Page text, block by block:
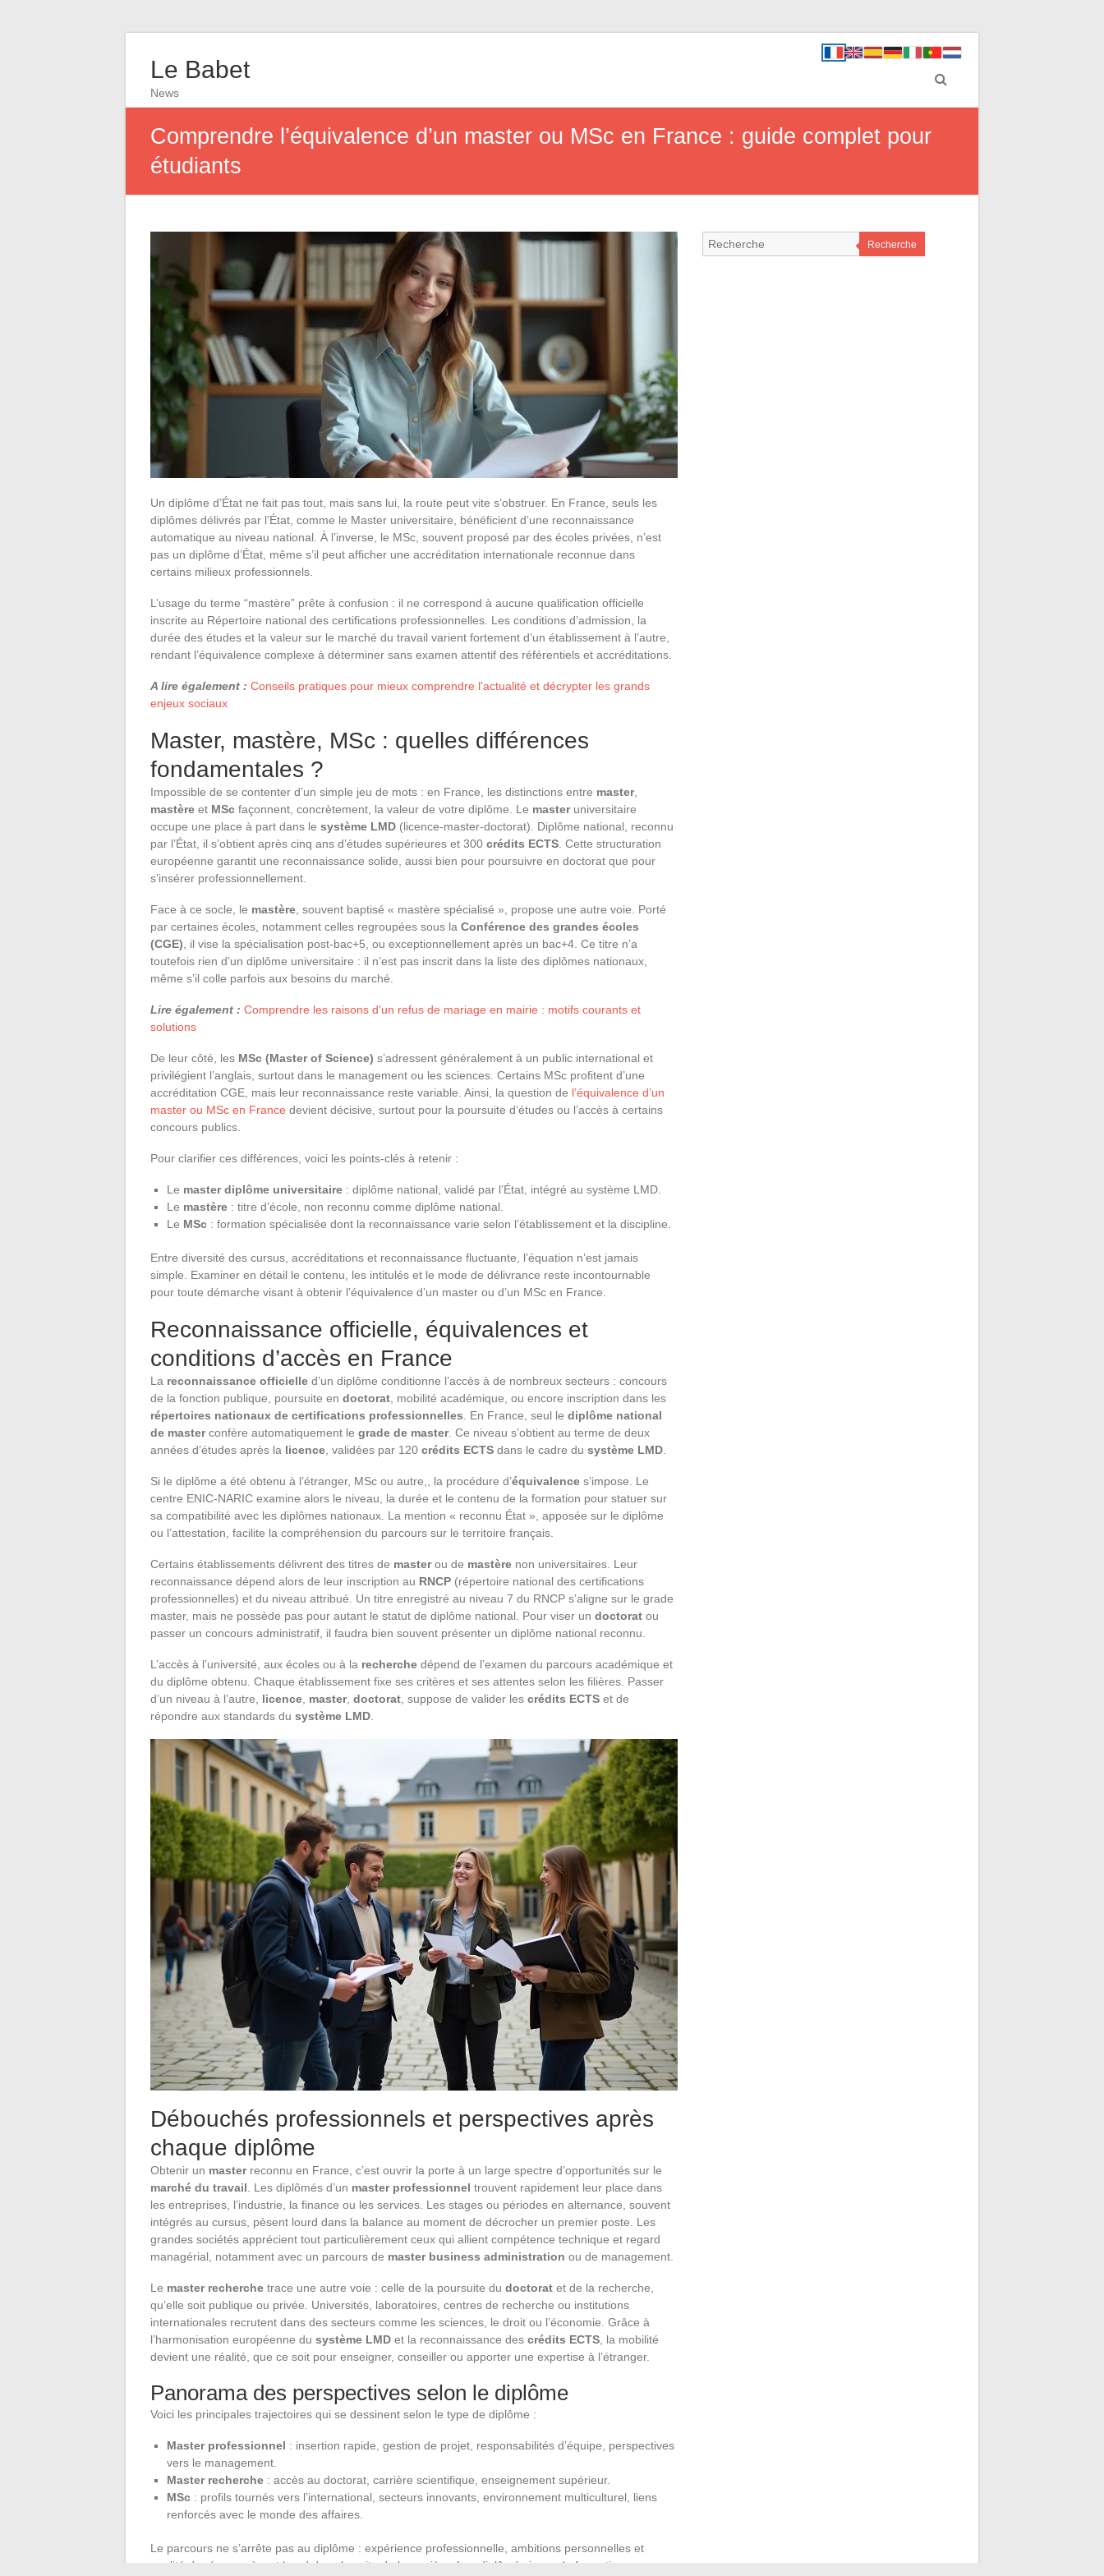
Le Babet
News
Comprendre l’équivalence d’un master ou MSc en France : guide complet pour
étudiants
Un diplôme d’État ne fait pas tout, mais sans lui, la route peut vite s’obstruer. En France, seuls les
diplômes délivrés par l’État, comme le Master universitaire, bénéficient d’une reconnaissance
automatique au niveau national. À l’inverse, le MSc, souvent proposé par des écoles privées, n’est
pas un diplôme d’État, même s’il peut afficher une accréditation internationale reconnue dans
certains milieux professionnels.
L’usage du terme “mastère” prête à confusion : il ne correspond à aucune qualification officielle
inscrite au Répertoire national des certifications professionnelles. Les conditions d’admission, la
durée des études et la valeur sur le marché du travail varient fortement d’un établissement à l’autre,
rendant l’équivalence complexe à déterminer sans examen attentif des référentiels et accréditations.
A lire également : Conseils pratiques pour mieux comprendre l'actualité et décrypter les grands
enjeux sociaux
Master, mastère, MSc : quelles différences
fondamentales ?
Impossible de se contenter d’un simple jeu de mots : en France, les distinctions entre master,
mastère et MSc façonnent, concrètement, la valeur de votre diplôme. Le masteruniversitaire
occupe une place à part dans le système LMD (licence-master-doctorat). Diplôme national, reconnu
par l’État, il s’obtient après cinq ans d’études supérieures et 300 crédits ECTS . Cette structuration
européenne garantit une reconnaissance solide, aussi bien pour poursuivre en doctorat que pour
s’insérer professionnellement.
Face à ce socle, le mastère , souvent baptisé « mastère spécialisé », propose une autre voie. Porté
par certaines écoles, notamment celles regroupées sous la Conférence des grandes écoles
(CGE) , il vise la spécialisation post-bac+5, ou exceptionnellement après un bac+4. Ce titre n’a
toutefois rien d’un diplôme universitaire : il n’est pas inscrit dans la liste des diplômes nationaux,
même s’il colle parfois aux besoins du marché.
Lire également : Comprendre les raisons d'un refus de mariage en mairie : motifs courants et
solutions
De leur côté, les MSc (Master of Science) s’adressent généralement à un public international et
privilégient l’anglais, surtout dans le management ou les sciences. Certains MSc profitent d’une
accréditation CGE, mais leur reconnaissance reste variable. Ainsi, la question de l’équivalence d’un
master ou MSc en France devient décisive, surtout pour la poursuite d’études ou l’accès à certains
concours publics.
Pour clarifier ces différences, voici les points-clés à retenir :
Le master diplôme universitaire : diplôme national, validé par l’État, intégré au système LMD.
Le mastère : titre d’école, non reconnu comme diplôme national.
Le MSc : formation spécialisée dont la reconnaissance varie selon l’établissement et la discipline.
Entre diversité des cursus, accréditations et reconnaissance fluctuante, l’équation n’est jamais
simple. Examiner en détail le contenu, les intitulés et le mode de délivrance reste incontournable
pour toute démarche visant à obtenir l’équivalence d’un master ou d’un MSc en France.
Reconnaissance officielle, équivalences et
conditions d’accès en France
La reconnaissance officielle d’un diplôme conditionne l’accès à de nombreux secteurs : concours
de la fonction publique, poursuite en doctorat , mobilité académique, ou encore inscription dans les
répertoires nationaux de certifications professionnelles . En France, seul le diplôme national
de masterconfère automatiquement le grade de master. Ce niveau s’obtient au terme de deux
années d’études après la licence , validées par 120 crédits ECTS dans le cadre du système LMD
Si le diplôme a été obtenu à l’étranger, MSc ou autre,, la procédure d’équivalence s’impose. Le
centre ENIC-NARIC examine alors le niveau, la durée et le contenu de la formation pour statuer sur
sa compatibilité avec les diplômes nationaux. La mention « reconnu État », apposée sur le diplôme
ou l’attestation, facilite la compréhension du parcours sur le territoire français.
Certains établissements délivrent des titres de masterou de mastère non universitaires. Leur
reconnaissance dépend alors de leur inscription au RNCP (répertoire national des certifications
professionnelles) et du niveau attribué. Un titre enregistré au niveau 7 du RNCP s’aligne sur le grade
master, mais ne possède pas pour autant le statut de diplôme national. Pour viser un doctorat ou
passer un concours administratif, il faudra bien souvent présenter un diplôme national reconnu.
L’accès à l’université, aux écoles ou à la recherche dépend de l’examen du parcours académique et
du diplôme obtenu. Chaque établissement fixe ses critères et ses attentes selon les filières. Passer
d’un niveau à l’autre, licence master, doctorat , suppose de valider les crédits ECTS et de
répondre aux standards du système LMD
Débouchés professionnels et perspectives après
chaque diplôme
Obtenir un masterreconnu en France, c’est ouvrir la porte à un large spectre d’opportunités sur le
marché du travail . Les diplômés d’un master professionnel trouvent rapidement leur place dans
les entreprises, l’industrie, la finance ou les services. Les stages ou périodes en alternance, souvent
intégrés au cursus, pèsent lourd dans la balance au moment de décrocher un premier poste. Les
grandes sociétés apprécient tout particulièrement ceux qui allient compétence technique et regard
managérial, notamment avec un parcours de master business administration ou de management.
Le master recherche trace une autre voie : celle de la poursuite du doctorat et de la recherche,
qu’elle soit publique ou privée. Universités, laboratoires, centres de recherche ou institutions
internationales recrutent dans des secteurs comme les sciences, le droit ou l’économie. Grâce à
l’harmonisation européenne du système LMD et la reconnaissance des crédits ECTS , la mobilité
devient une réalité, que ce soit pour enseigner, conseiller ou apporter une expertise à l’étranger.
Panorama des perspectives selon le diplôme
Voici les principales trajectoires qui se dessinent selon le type de diplôme :
Master professionnel : insertion rapide, gestion de projet, responsabilités d’équipe, perspectives
vers le management.
Master recherche : accès au doctorat, carrière scientifique, enseignement supérieur.
MSc : profils tournés vers l’international, secteurs innovants, environnement multiculturel, liens
renforcés avec le monde des affaires.
Le parcours ne s’arrête pas au diplôme : expérience professionnelle, ambitions personnelles et
qualité du réseau pèsent lourd dans la suite de la carrière. Les diplômés issus de formations
Recherche